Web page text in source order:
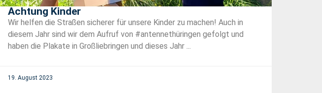
Achtung Kinder
Wir helfen die Straßen sicherer für unsere Kinder zu machen! Auch in
diesem Jahr sind wir dem Aufruf von #antennethüringen gefolgt und
haben die Plakate in Großliebringen und dieses Jahr ...
19. August 2023